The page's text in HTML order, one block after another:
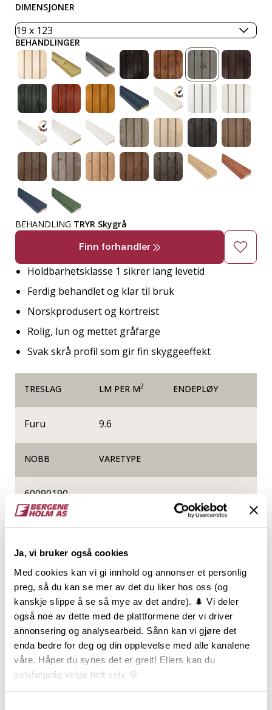
Ja, vi bruker også cookies
Med cookies kan vi gi innhold og annonser et personlig
preg, så du kan se mer av det du liker hos oss (og
kanskje slippe å se så mye av det andre). 🌲 Vi deler
også noe av dette med de plattformene der vi driver
annonsering og analysearbeid. Sånn kan vi gjøre det
enda bedre for deg og din opplevelse med alle kanalene
våre. Håper du synes det er greit! Ellers kan du
selvfølgelig velge helt selv 🍪
DIMENSJONER
BEHANDLINGER
BEHANDLING TRYR Skygrå
Finn forhandler
Holdbarhetsklasse 1 sikrer lang levetid
Ferdig behandlet og klar til bruk
Norskprodusert og kortreist
Rolig, lun og mettet gråfarge
Svak skrå profil som gir fin skyggeeffekt
TRESLAG LM PER M2 ENDEPLØY
Furu 9.6
NOBB VARETYPE
60090190
kledninger i heltre som sørger for at bygget er
velkledd i all slags vær. TRYR-kolleksjonen
produseres av norsk, kortreist og miljøsertifisert
furu og har lang holdbarhet. SKYGRÅ er en rolig, lun
og mettet gråfarge som vil skli fint inn i mange
nabolag, på mange typer hus og på hytter, gjerne
omkranset av fjell eller svaberg. SKYGRÅ er inspirert
av det tette grå skylaget du kan oppleve om våren,